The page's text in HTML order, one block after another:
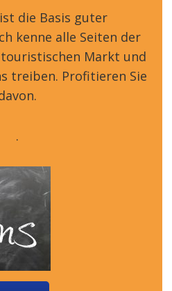
die Basis guter
kenne alle Seiten der
Markt und
treiben. Profitieren Sie
.